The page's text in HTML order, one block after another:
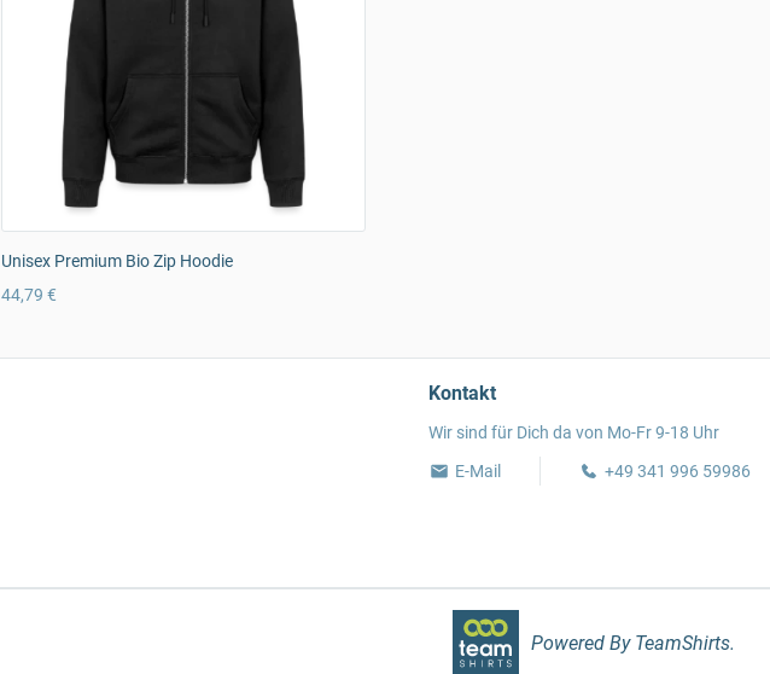
Unisex Premium Bio Zip Hoodie
44,79 €
Kontakt
Wir sind für Dich da von Mo-Fr 9-18 Uhr
E-Mail
+49 341 996 59986
Powered By TeamShirts.